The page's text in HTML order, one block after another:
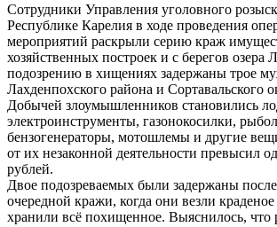
Сотрудники Управления уголовного
Республике Карелия в ходе проведения
мероприятий раскрыли серию краж
хозяйственных построек и с берегов озера
подозрению в хищениях задержаны трое
Лахденпохского района и Сортавальского
Добычей злоумышленников становились
электроинструменты, газонокосилки,
бензогенераторы, мотошлемы и другие
от их незаконной деятельности превысил
рублей.
Двое подозреваемых были задержаны
очередной кражи, когда они везли краденое
хранили всё похищенное. Выяснилось, что